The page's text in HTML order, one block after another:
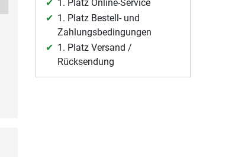
1. Platz Online-Service
1. Platz Bestell- und
Zahlungsbedingungen
1. Platz Versand /
Rücksendung